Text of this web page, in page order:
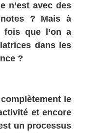
n’est avec des
? Mais à
fois que l’on a
dans les
?
le
et encore
un processus